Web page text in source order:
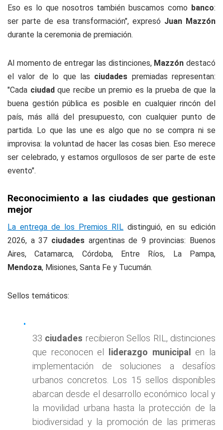
Eso es lo que nosotros también buscamos como banco:
ser parte de esa transformación", expresó Juan Mazzón
durante la ceremonia de premiación.
Al momento de entregar las distinciones, Mazzón destacó
el valor de lo que las ciudades premiadas representan:
"Cada ciudadque recibe un premio es la prueba de que la
buena gestión pública es posible en cualquier rincón del
país, más allá del presupuesto, con cualquier punto de
partida. Lo que las une es algo que no se compra ni se
improvisa: la voluntad de hacer las cosas bien. Eso merece
ser celebrado, y estamos orgullosos de ser parte de este
evento".
Reconocimiento a las ciudades que gestionan
mejor
La entrega de los Premios RIL distinguió, en su edición
2026, a 37 ciudades argentinas de 9 provincias: Buenos
Aires, Catamarca, Córdoba, Entre Ríos, La Pampa,
Mendoza, Misiones, Santa Fe y Tucumán.
Sellos temáticos:
33 ciudades recibieron Sellos RIL, distinciones
que reconocen el
liderazgo municipal
en la
implementación de soluciones a desafíos
urbanos concretos. Los 15 sellos disponibles
abarcan desde el desarrollo económico local y
la movilidad urbana hasta la protección de la
biodiversidad y la promoción de las primeras